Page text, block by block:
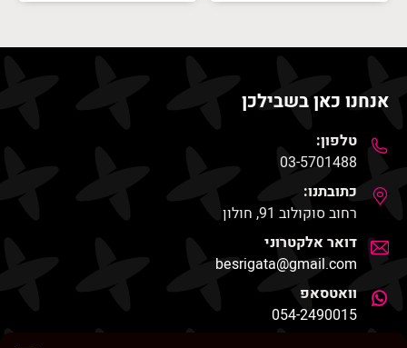
אנחנו כאן בשבילכן
טלפון:
03-5701488
כתובתנו:
רחוב סוקולוב 91, חולון
דואר אלקטרוני
besrigata@gmail.com
וואטסאפ
054-2490015